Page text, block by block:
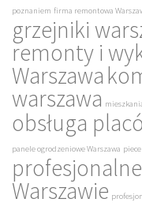
poznaniem firma remontowa
grzejniki
remonty i
Warszawa
warszawa
obsługa
panele ogrodzeniowe Warszawa
Warszawie